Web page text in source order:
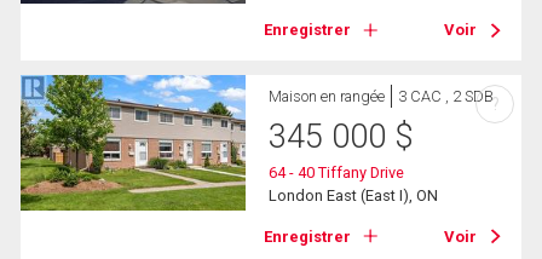
Enregistrer Voir
Maison en rangée 3 CAC , 2 SDB
345 000 $
64 - 40 Tiffany Drive
London East (East I), ON
Enregistrer Voir
?